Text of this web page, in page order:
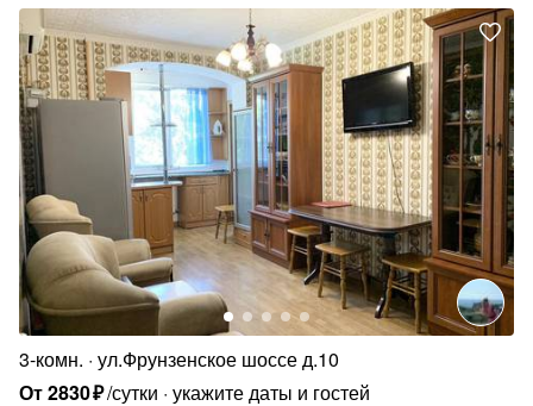
3-комн. ул.Фрунзенское шоссе д.10
От2830₽/сутки укажите даты и гостей